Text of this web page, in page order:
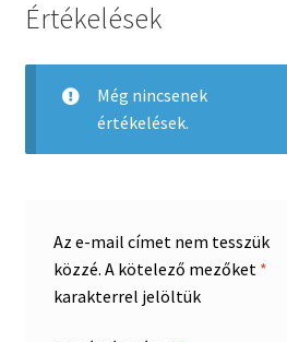
Értékelések
Még nincsenek
értékelések.
Az e-mail címet nem tesszük
közzé. A kötelező mezőket *
karakterrel jelöltük